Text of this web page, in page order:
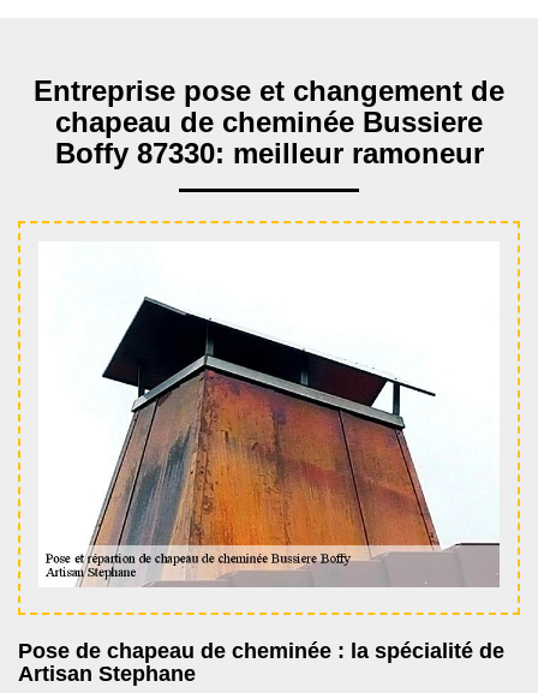
Entreprise pose et changement de
chapeau de cheminée Bussiere
Boffy 87330: meilleur ramoneur
Pose de chapeau de cheminée : la spécialité de
Artisan Stephane